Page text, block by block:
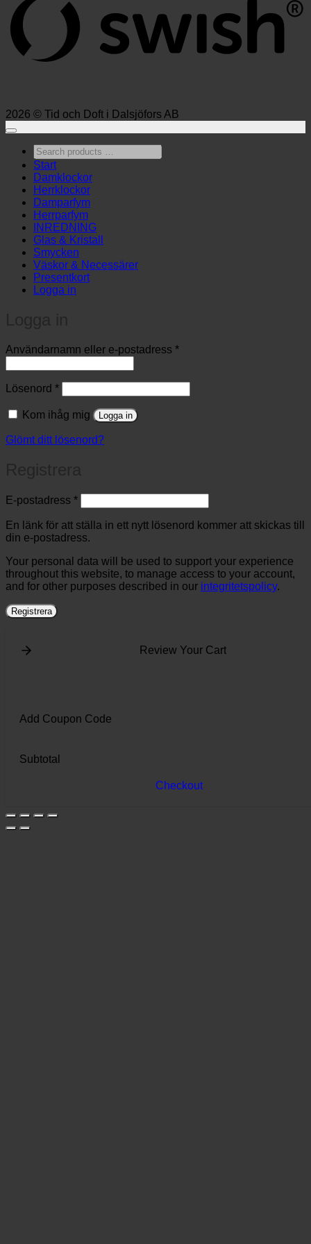
2026 © Tid och Doft i Dalsjöfors AB
Search
products
…
Start
Damklockor
Herrklockor
Damparfym
Herrparfym
INREDNING
Glas & Kristall
Smycken
Väskor & Necessärer
Presentkort
Logga in
Användarnamn eller e-postadress *Obligatoriskt
Lösenord *Obligatoriskt
Kom ihåg mig Logga in
Glömt ditt lösenord?
E-postadress *Obligatoriskt
En länk för att ställa in ett nytt lösenord kommer att skickas till
din e-postadress.
Your personal data will be used to support your experience
throughout this website, to manage access to your account,
and for other purposes described in our integritetspolicy.
Registrera
Review Your Cart
Add Coupon Code
Subtotal
Checkout